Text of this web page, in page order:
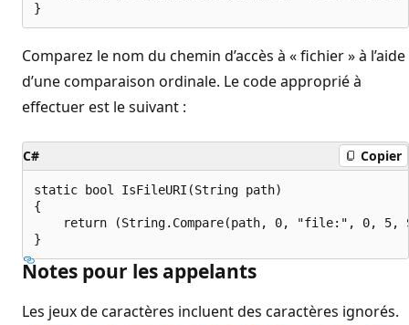
Comparez le nom du chemin d’accès à « fichier » à l’aide
d’une comparaison ordinale. Le code approprié à
effectuer est le suivant :
C# Copier
static bool IsFileURI(String path)
{
return (String.Compare(path, 0, "file:", 0, 5,
Notes pour les appelants
Les jeux de caractères incluent des caractères ignorés.